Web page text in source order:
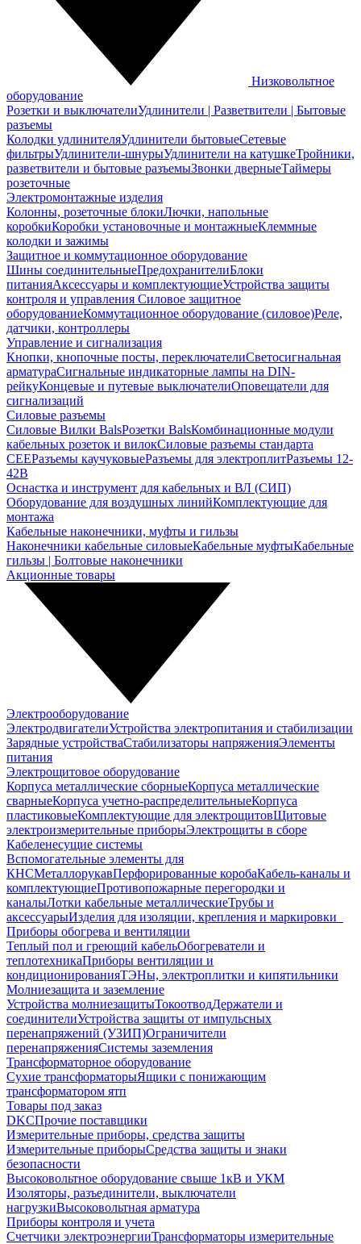
Низковольтное
оборудование
Розетки и выключателиУдлинители | Разветвители | Бытовые
разъемы
Колодки удлинителяУдлинители бытовыеСетевые
фильтрыУдлинители-шнурыУдлинители на катушкеТройники,
разветвители и бытовые разъемыЗвонки дверныеТаймеры
розеточные
Электромонтажные изделия
Колонны, розеточные блокиЛючки, напольные
коробкиКоробки установочные и монтажныеКлеммные
колодки и зажимы
Защитное и коммутационное оборудование
Шины соединительныеПредохранителиБлоки
питанияАксессуары и комплектующиеУстройства защиты
контроля и управления Силовое защитное
оборудованиеКоммутационное оборудование (силовое)Реле,
датчики, контроллеры
Управление и сигнализация
Кнопки, кнопочные посты, переключателиСветосигнальная
арматураСигнальные индикаторные лампы на DIN-
рейкуКонцевые и путевые выключателиОповещатели для
сигнализаций
Силовые разъемы
Силовые Вилки BalsРозетки BalsКомбинационные модули
кабельных розеток и вилокСиловые разъемы стандарта
CEEРазъемы каучуковыеРазъемы для электроплитРазъемы 12-
42В
Оснастка и инструмент для кабельных и ВЛ (СИП)
Оборудование для воздушных линийКомплектующие для
монтажа
Кабельные наконечники, муфты и гильзы
Наконечники кабельные силовыеКабельные муфтыКабельные
гильзы | Болтовые наконечники
Акционные товары
Электрооборудование
ЭлектродвигателиУстройства электропитания и стабилизации
Зарядные устройстваСтабилизаторы напряженияЭлементы
питания
Электрощитовое оборудование
Корпуса металлические сборныеКорпуса металлические
сварныеКорпуса учетно-распределительныеКорпуса
пластиковыеКомплектующие для электрощитовЩитовые
электроизмерительные приборыЭлектрощиты в сборе
Кабеленесущие системы
Вспомогательные элементы для
КНСМеталлорукавПерфорированные коробаКабель-каналы и
комплектующиеПротивопожарные перегородки и
каналыЛотки кабельные металлическиеТрубы и
аксессуарыИзделия для изоляции, крепления и маркировки
Приборы обогрева и вентиляции
Теплый пол и греющий кабельОбогреватели и
теплотехникаПриборы вентиляции и
кондиционированияТЭНы, электроплитки и кипятильники
Молниезащита и заземление
Устройства молниезащитыТокоотводДержатели и
соединителиУстройства защиты от импульсных
перенапряжений (УЗИП)Ограничители
перенапряженияСистемы заземления
Трансформаторное оборудование
Сухие трансформаторыЯщики с понижающим
трансформатором ятп
Товары под заказ
DKCПрочие поставщики
Измерительные приборы, средства защиты
Измерительные приборыСредства защиты и знаки
безопасности
Высоковольтное оборудование свыше 1кВ и УКМ
Изоляторы, разъединители, выключатели
нагрузкиВысоковольтная арматура
Приборы контроля и учета
Счетчики электроэнергииТрансформаторы измерительные